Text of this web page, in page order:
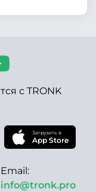
с TRONK
Загрузить в
App Store
Email:
info@tronk.pro